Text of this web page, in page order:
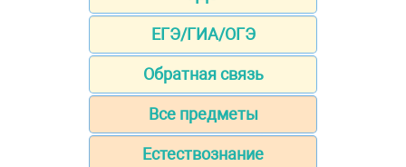
ЕГЭ/ГИА/ОГЭ
Обратная связь
Все предметы
Естествознание